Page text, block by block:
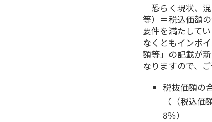
恐らく現状、
等）＝税込価額
要件を満たして
なくともインボ
額等」の記載が
なりますので、
税抜価額の
（（税込
8％）